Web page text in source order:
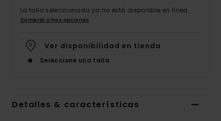
La talla seleccionada ya no está disponible en línea.
Comprar otras opciones
Ver disponibilidad en tienda
Seleccione una talla
Detalles & características